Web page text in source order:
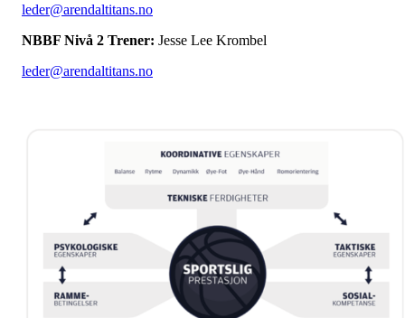
leder@arendaltitans.no
NBBF Nivå 2 Trener: Jesse Lee Krombel
leder@arendaltitans.no